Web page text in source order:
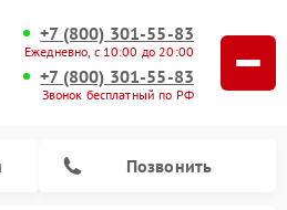
+7 (800) 301-55-83
Ежедневно, с 10:00 до 20:00
+7 (800) 301-55-83
Звонок бесплатный по РФ
Позвонить